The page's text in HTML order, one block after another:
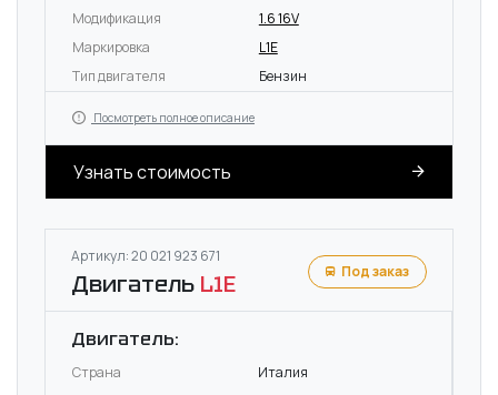
Модификация
1.6 16V
Маркировка
L1E
Тип двигателя
Бензин
Посмотреть полное описание
Узнать стоимость
Артикул: 20 021 923 671
Двигатель L1E Под заказ
Двигатель:
Страна
Италия